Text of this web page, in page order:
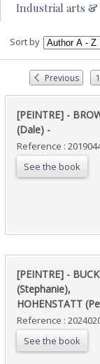
Industrial arts &
Sort by
Previous 1
‎[PEINTRE] -
(Dale) - ‎
Reference :
See the book
‎[PEINTRE] - BUCK
(Stephanie),
HOHENSTATT
Reference :
See the book